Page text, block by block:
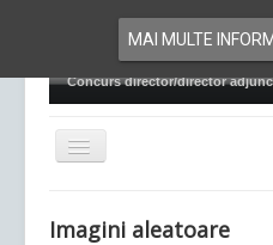
MAI MULTE
Examene Naționale
Concurs director/director
Comută
navigarea
Imagini aleatoare